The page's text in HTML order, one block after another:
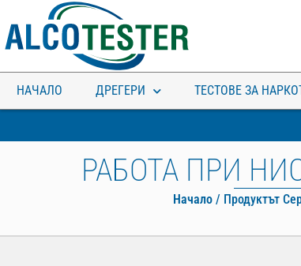
НАЧАЛО ДРЕГЕРИ ТЕСТОВЕ ЗА
БЕЗ КОЛА?
РАБОТА ПРИ
Начало/ Продуктът